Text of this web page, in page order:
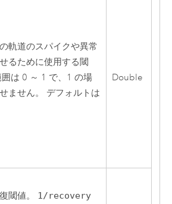
軌道のスパイクや異常
るために使用する閾
は 0 ～ 1 で、1 の場
ません。 デフォルトは
Double
閾値。
1/recovery